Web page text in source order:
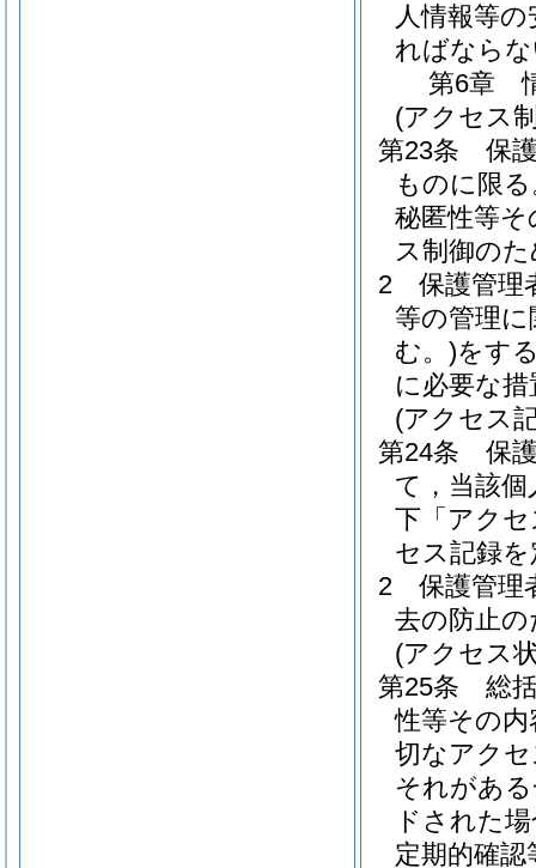
人情報等
ればなら
第6章
(アクセス
第23条
保
ものに限
秘匿性等
ス制御の
2
保護管理
等の管理
む。)をす
に必要な
(アクセス
第24条
保
て，当該
下「アク
セス記録
2
保護管理
去の防止
(アクセス
第25条
総
性等その
切なアク
それがあ
ドされた
定期的確